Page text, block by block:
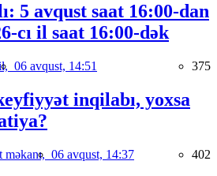
5 avqust saat 16:00-dan
cı il saat 16:00-dək
06 avqust, 14:51 375
inqilabı, yoxsa
06 avqust, 14:37 402